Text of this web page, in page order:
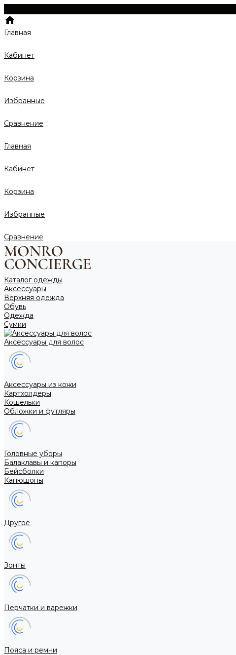
Главная
Кабинет
Корзина
Избранные
Сравнение
Главная
Кабинет
Корзина
Избранные
Сравнение
Каталог одежды
Аксессуары
Верхняя одежда
Обувь
Одежда
Сумки
Аксессуары для волос
Аксессуары из кожи
Картхолдеры
Кошельки
Обложки и футляры
Головные уборы
Балаклавы и капоры
Бейсболки
Капюшоны
Другое
Зонты
Перчатки и варежки
Пояса и ремни